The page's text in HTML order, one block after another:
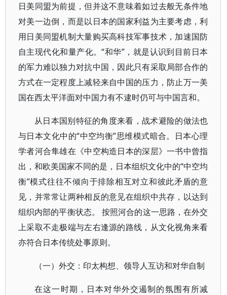
日美同盟为前提，但并这不意味着如过去般无条件地
对美一边倒，而是以日本的国家利益为主要考虑，利
用日美同盟机制大量购买高科技军事技术，加速国防
自主现代化和量产化。“和华”，就是认识到目前日本
的军力难以独力对抗中国，因此只有采取局部合作的
方式在一定程度上减轻来自中国的压力，防止万一美
国在西太平洋面对中国力有不逮时仍可与中国言和。
从日本国别特征的角度来看，战术避险的做法也
与日本文化中的“中空均衡”思维模式暗合。日本心理
学者河合隼雄在《中空构造日本的深层》一书中曾指
出，和欧美国家不同的是，日本组织文化中的“中空均
衡”模式往往不倾向于排除相互对立和彼此矛盾的意
见，并常常让两种相反的意见在组织中共存，以达到
组织内部的平衡状态。 按照河合的这一思路，在外交
上采取不走极端与左右逢源的路线，从文化视角来看
亦符合日本传统处事原则。
（一）外交：印太构想、领导人互访和对华自制
在这一时期，日本对华外交遏制的氛围有所减